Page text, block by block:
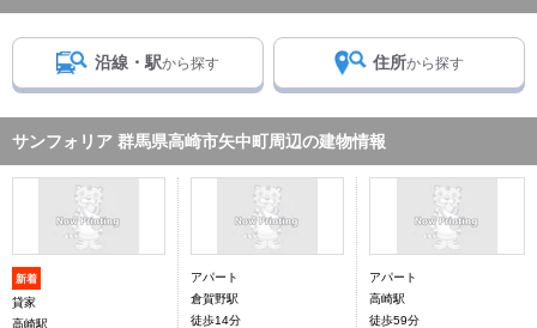
沿線・駅から探す 住所から探す
サンフォリア 群馬県高崎市矢中町周辺の建物情報
新着
貸家
高崎駅
アパート
倉賀野駅
徒歩14分
アパート
高崎駅
徒歩59分